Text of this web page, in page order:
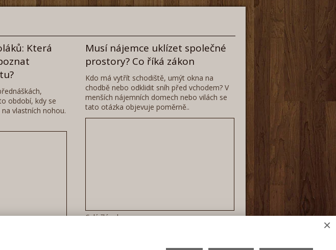
Která
období, kdy se
vlastních nohou.
Musí nájemce uklízet společné
prostory? Co říká zákon
Kdo má vytřít schodiště, umýt okna na
chodbě nebo odklidit sníh před vchodem? V
menších nájemních domech nebo vilách se
tato otázka objevuje poměrně..
Celý článek
×